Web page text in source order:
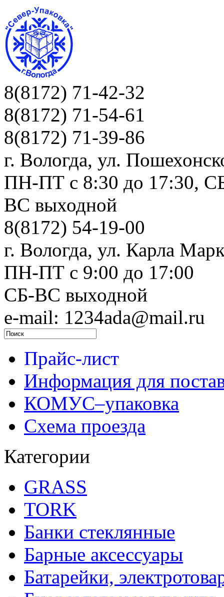
8(8172) 71-42-32
8(8172) 71-54-61
8(8172) 71-39-86
г. Вологда, ул.
ПН-ПТ c 8:30 до 17:30,
ВС выходной
8(8172) 54-19-00
г. Вологда, ул. Карла
ПН-ПТ c 9:00 до 17:00
СБ-ВС выходной
e-mail: 1234ada@mail.ru
Прайс-лист
Информация для
КОМУС–упаковка
Схема проезда
Категории
GRASS
TORK
Банки стеклянные
Барные аксессуары
Батарейки,